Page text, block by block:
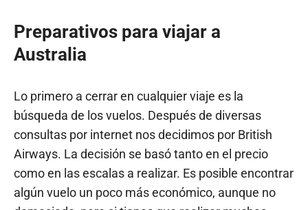
Preparativos para viajar a
Australia
Lo primero a cerrar en cualquier viaje es la
búsqueda de los vuelos. Después de diversas
consultas por internet nos decidimos por British
Airways. La decisión se basó tanto en el precio
como en las escalas a realizar. Es posible encontrar
algún vuelo un poco más económico, aunque no